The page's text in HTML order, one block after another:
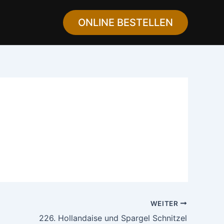
ONLINE BESTELLEN
WEITER
226. Hollandaise und Spargel Schnitzel